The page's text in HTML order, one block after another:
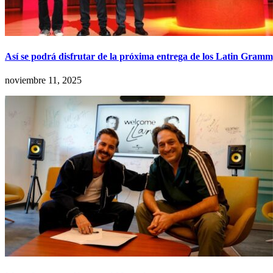
Así se podrá disfrutar de la próxima entrega de los Latin
noviembre 11, 2025